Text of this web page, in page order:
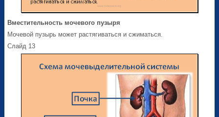
Вместительность мочевого пузыря
Мочевой пузырь может растягиваться и сжиматься.
Слайд 13